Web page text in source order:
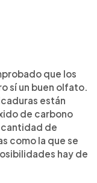
que los
sí un buen olfato.
están
de carbono
cantidad de
como la que se
hay de